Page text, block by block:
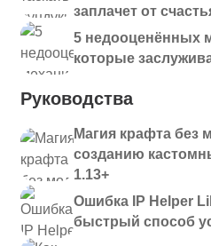
заплачет от
5 недооценённых
которые
Руководства
Магия крафта без
созданию
1.13+
Ошибка IP Helper
быстрый способ